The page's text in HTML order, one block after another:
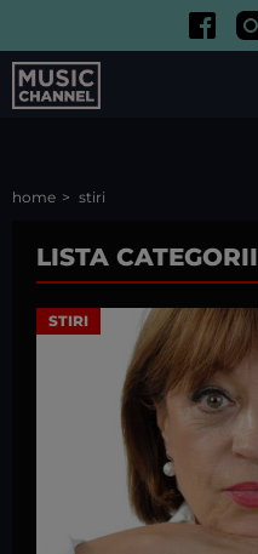
home stiri
LISTA CATEGORII
STIRI